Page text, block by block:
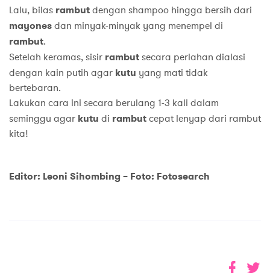
Lalu, bilas rambutdengan shampoo hingga bersih dari
mayonesdan minyak-minyak yang menempel di
rambut.
Setelah keramas, sisir rambutsecara perlahan dialasi
dengan kain putih agar kutu yang mati tidak
bertebaran.
Lakukan cara ini secara berulang 1-3 kali dalam
seminggu agar kutu di rambutcepat lenyap dari rambut
kita!
Editor: Leoni Sihombing – Foto: Fotosearch